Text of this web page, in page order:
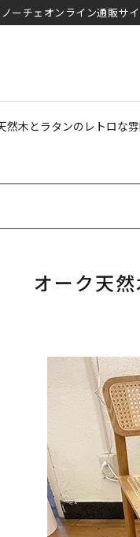
ーチェオンライン通販サイ
然木とラタンのレトロな
オーク天